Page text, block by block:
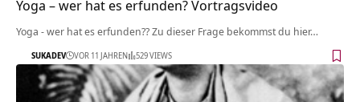
Yoga – wer hat es erfunden? Vortragsvideo
Yoga - wer hat es erfunden?? Zu dieser Frage bekommst du hier…
SUKADEV VOR 11 JAHREN 529 VIEWS